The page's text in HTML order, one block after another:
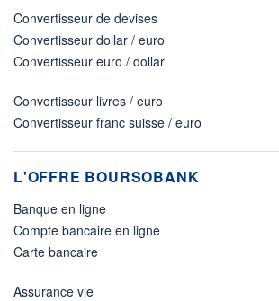
Convertisseur de devises
Convertisseur dollar / euro
Convertisseur euro / dollar
Convertisseur livres / euro
Convertisseur franc suisse / euro
L'OFFRE BOURSOBANK
Banque en ligne
Compte bancaire en ligne
Carte bancaire
Assurance vie